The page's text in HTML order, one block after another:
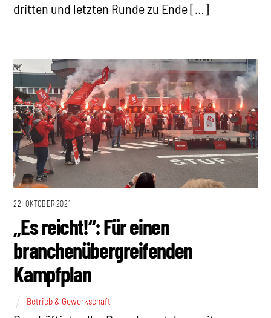
dritten und letzten Runde zu Ende […]
22. OKTOBER 2021
„Es reicht!“: Für einen
branchenübergreifenden
Kampfplan
Betrieb & Gewerkschaft